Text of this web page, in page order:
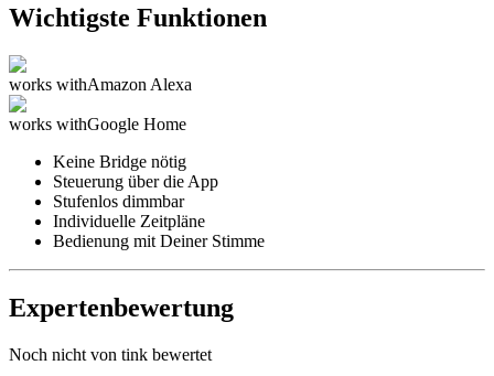
Wichtigste Funktionen
works withAmazon Alexa
works withGoogle Home
Keine Bridge nötig
Steuerung über die App
Stufenlos dimmbar
Individuelle Zeitpläne
Bedienung mit Deiner Stimme
Expertenbewertung
Noch nicht von tink bewertet